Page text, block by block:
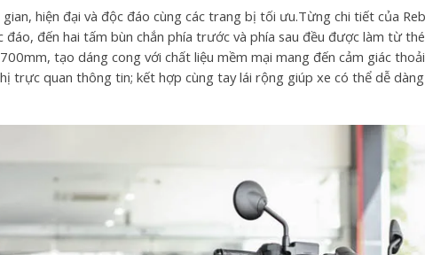
hiện đại và độc đáo cùng các trang bị tối ưu.Từng chi tiết của
đến hai tấm bùn chắn phía trước và phía sau đều được làm từ
tạo dáng cong với chất liệu mềm mại mang đến cảm giác
trực quan thông tin; kết hợp cùng tay lái rộng giúp xe có thể dễ